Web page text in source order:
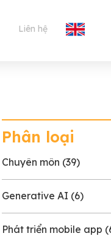
Liên hệ
Phân loại
Chuyên môn (39)
Generative AI (6)
Phát triển mobile app